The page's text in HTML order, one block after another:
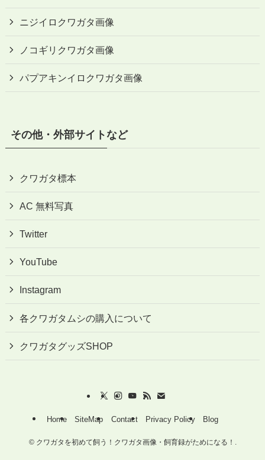
ニジイロクワガタ画像
ノコギリクワガタ画像
パプアキンイロクワガタ画像
その他・外部サイトなど
クワガタ標本
AC 無料写真
Twitter
YouTube
Instagram
各クワガタムシの購入について
クワガタグッズSHOP
Home SiteMap Contact Privacy Policy Blog
©クワガタを初めて飼う！クワガタ画像・飼育録がためになる！.